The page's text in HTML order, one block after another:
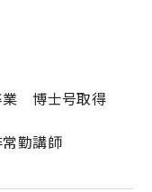
業 博士号取得
勤講師